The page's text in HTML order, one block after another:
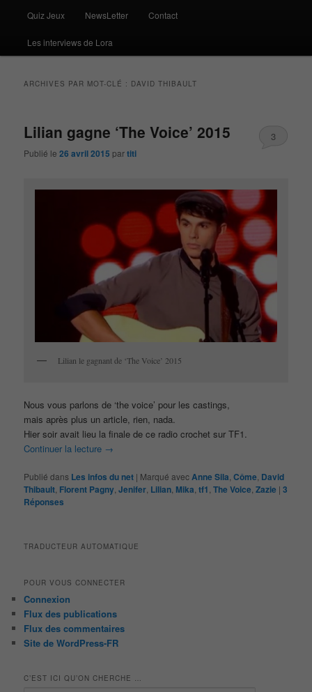
Quiz Jeux NewsLetter Contact
Les interviews de Lora
ARCHIVES PAR MOT-CLÉ : DAVID THIBAULT
Lilian gagne ‘The Voice’ 2015
Publié le26 avril 2015 partiti
3
Lilian le gagnant de ‘The Voice’ 2015
Nous vous parlons de ‘the voice’ pour les castings,
mais après plus un article, rien, nada.
Hier soir avait lieu la finale de ce radio crochet sur TF1.
Continuer la lecture →
Publié dans Les infos du net | Marqué avecAnne Sila ,Côme David
Thibault Florent Pagny ,Jenifer Lilian Mika ,tf1 ,The Voice ,Zazie |3
Réponses
TRADUCTEUR AUTOMATIQUE
POUR VOUS CONNECTER
Connexion
Flux des publications
Flux des commentaires
Site de WordPress-FR
C’EST ICI QU’ON CHERCHE …